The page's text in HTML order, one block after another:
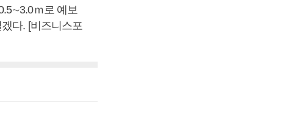
ｍ로 예보
다. [비즈니스포